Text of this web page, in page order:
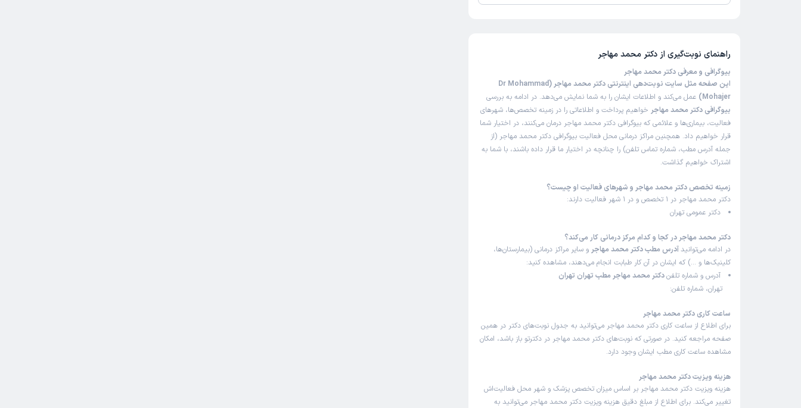
راهنمای نوبت‌گیری از دکتر محمد مهاجر
بیوگرافی و معرفی دکتر محمد مهاجر
این صفحه مثل سایت نوبت‌دهی اینترنتی دکتر محمد مهاجر (Dr Mohammad
Mohajer)
عمل می‌کند و اطلاعات ایشان را به شما نمایش می‌دهد. در ادامه به بررسی
بیوگرافی دکتر محمد مهاجر خواهیم پرداخت و اطلاعاتی را در زمینه تخصص‌ها، شهرهای
فعالیت، بیماری‌ها و علائمی که بیوگرافی دکتر محمد مهاجر درمان می‌کنند، در اختیار شما
قرار خواهیم داد. همچنین مراکز درمانی محل فعالیت بیوگرافی دکتر محمد مهاجر (از
جمله آدرس مطب، شماره تماس تلفن) را چنانچه در اختیار ما قرار داده باشند، با شما به
اشتراک خواهیم گذاشت.
زمینه تخصص دکتر محمد مهاجر و شهرهای فعالیت او چیست؟
دکتر محمد مهاجر در 1 تخصص و در 1 شهر فعالیت دارند:
دکتر عمومی تهران
دکتر محمد مهاجر در کجا و کدام مرکز درمانی کار می‌کند؟
در ادامه می‌توانید آدرس مطب دکتر محمد مهاجر و سایر مراکز درمانی (بیمارستان‌ها،
کلینیک‌ها و …) که ایشان در آن کار طبابت انجام می‌دهند، مشاهده کنید:
آدرس و شماره تلفندکتر محمد مهاجر مطب تهران تهران
تهران، شماره تلفن:
ساعت کاری دکتر محمد مهاجر
برای اطلاع از ساعت کاری دکتر محمد مهاجر می‌توانید به جدول نوبت‌های دکتر در همین
صفحه مراجعه کنید. در صورتی که نوبت‌های دکتر محمد مهاجر در دکترتو باز باشد، امکان
مشاهده ساعت کاری مطب ایشان وجود دارد.
هزینه ویزیت دکتر محمد مهاجر
هزینه ویزیت دکتر محمد مهاجر بر اساس میزان تخصص پزشک و شهر محل فعالیت‌اش
تغییر می‌کند. برای اطلاع از مبلغ دقیق هزینه ویزیت دکتر محمد مهاجر می‌توانید به